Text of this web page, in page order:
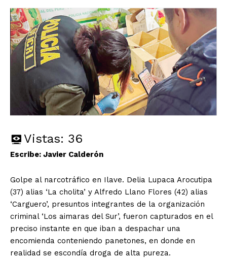
Vistas: 36
Escribe: Javier Calderón
Golpe al narcotráfico en Ilave. Delia Lupaca Arocutipa
(37) alias ‘La cholita’ y Alfredo Llano Flores (42) alias
‘Carguero’, presuntos integrantes de la organización
criminal ‘Los aimaras del Sur’, fueron capturados en el
preciso instante en que iban a despachar una
encomienda conteniendo panetones, en donde en
realidad se escondía droga de alta pureza.